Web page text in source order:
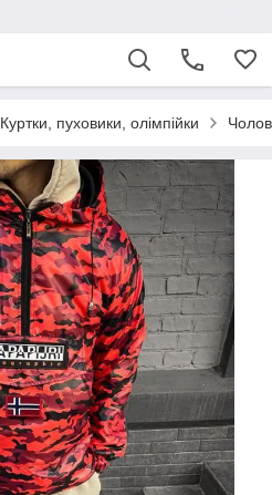
Куртки, пуховики, олімпійки